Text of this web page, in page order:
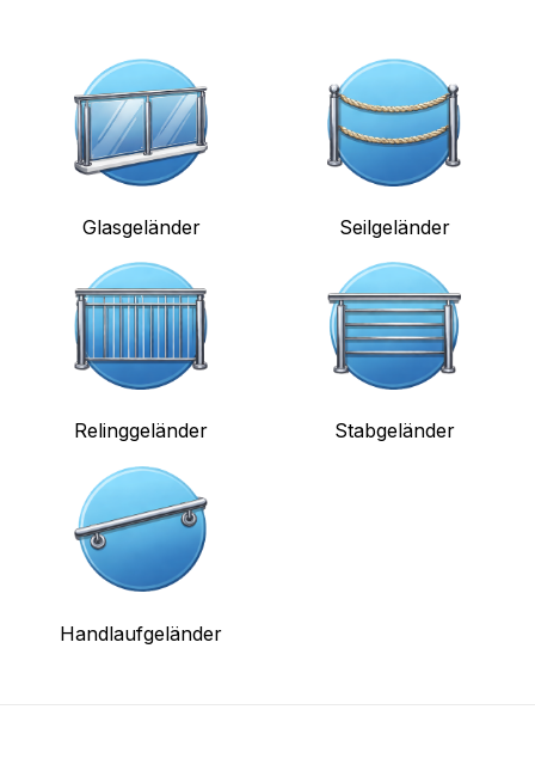
Glasgeländer Seilgeländer
Relinggeländer Stabgeländer
Handlaufgeländer